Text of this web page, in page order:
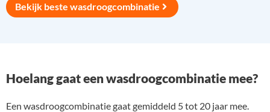
Bekijk beste wasdroogcombinatie
Hoelang gaat een wasdroogcombinatie mee?
Een wasdroogcombinatie gaat gemiddeld 5 tot 20 jaar mee.